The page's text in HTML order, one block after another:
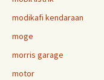
modikafi kendaraan
moge
morris garage
motor